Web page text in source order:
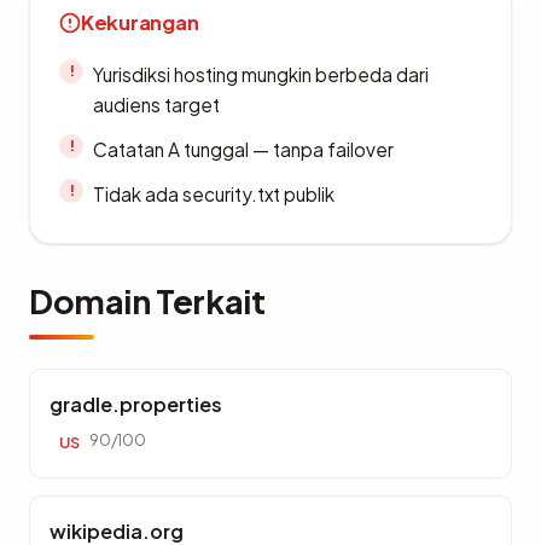
Kekurangan
Yurisdiksi hosting mungkin berbeda dari
audiens target
Catatan A tunggal — tanpa failover
Tidak ada security.txt publik
Domain Terkait
gradle.properties
US 90/100
wikipedia.org